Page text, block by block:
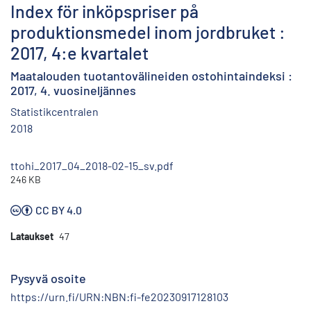
Index för inköpspriser på
produktionsmedel inom jordbruket :
2017, 4:e kvartalet
Maatalouden tuotantovälineiden ostohintaindeksi :
2017, 4. vuosineljännes
Statistikcentralen
2018
ttohi_2017_04_2018-02-15_sv.pdf
246 KB
CC BY 4.0
Lataukset 47
Pysyvä osoite
https://urn.fi/URN:NBN:fi-fe20230917128103